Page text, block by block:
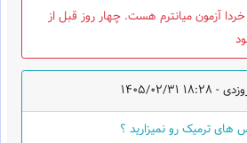
مهرسا بلوچ شوروزدی - 22 خردا آزمون میانترم هست. چهار روز قبل از
-
1405/02/31 18:28
های ترمیک رو نمیزارید ؟